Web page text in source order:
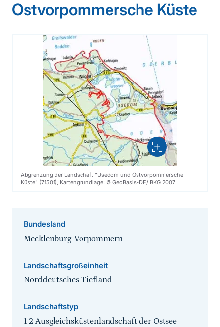
Ostvorpommersche Küste
Vergrößern
Abgrenzung der Landschaft "Usedom und Ostvorpommersche
Küste" (71501), Kartengrundlage: © GeoBasis-DE/ BKG 2007
Bundesland
Mecklenburg-Vorpommern
Landschaftsgroßeinheit
Norddeutsches Tiefland
Landschaftstyp
1.2 Ausgleichsküstenlandschaft der Ostsee